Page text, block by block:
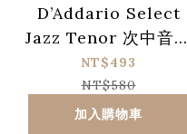
D’Addario Select
Jazz Tenor 次中音薩
克斯風 2S竹片 (5片
裝)
NT$493
NT$580
加入購物車